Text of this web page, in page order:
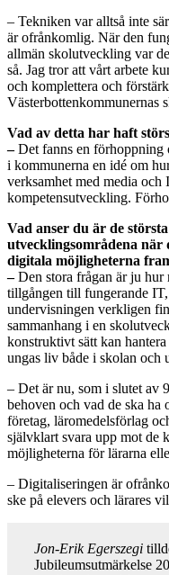
– Tekniken var alltså inte
är ofrånkomlig. När den
allmän skolutveckling var
så. Jag tror att vårt arbete
och komplettera och
Västerbottenkommunernas
Vad av detta har haft
–Det fanns en förhoppning
i kommunerna en idé om
verksamhet med media
kompetensutveckling.
Vad anser du är de
utvecklingsområdena när
digitala möjligheterna
–Den stora frågan är ju
tillgången till fungerande
undervisningen verkligen
sammanhang i en
konstruktivt sätt kan
ungas liv både i skolan och
– Det är nu, som i slutet av
behoven och vad de ska ha
företag, läromedelsförlag
självklart svara upp mot de
möjligheterna för lärarna
– Digitaliseringen är
ske på elevers och lärares
Jon-Erik Egerszegi
Jubileumsutmärkelse